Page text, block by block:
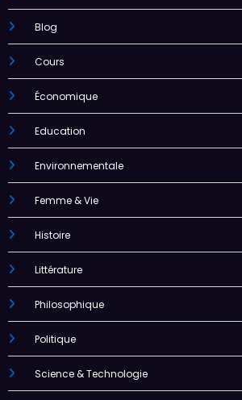
Blog
Cours
Économique
Education
Environnementale
Femme & Vie
Histoire
Littérature
Philosophique
Politique
Science & Technologie